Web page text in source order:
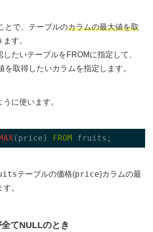
とで、テーブルのカラムの最大値を取
す。
たいテーブルをFROMに指定して、
を取得したいカラムを指定します。
に使います。
MAX(price) FROM
テーブルの価格(price)カラムの最
。
てNULLのとき